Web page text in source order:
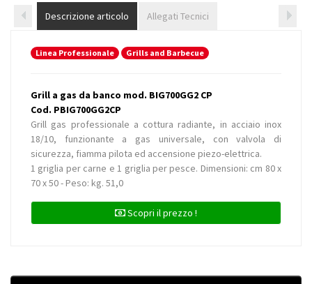
Descrizione articolo Allegati Tecnici
Linea Professionale Grills and Barbecue
Grill a gas da banco mod. BIG700GG2 CP
Cod. PBIG700GG2CP
Grill gas professionale a cottura radiante, in acciaio inox
18/10, funzionante a gas universale, con valvola di
sicurezza, fiamma pilota ed accensione piezo-elettrica.
1 griglia per carne e 1 griglia per pesce. Dimensioni: cm 80 x
70 x 50 - Peso: kg. 51,0
Scopri il prezzo !